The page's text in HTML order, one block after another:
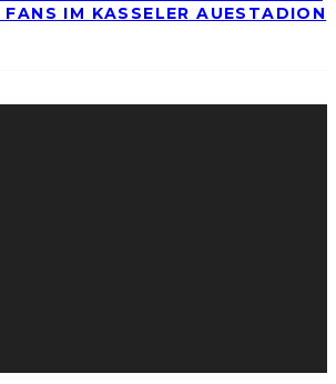
IM KASSELER AUESTADION